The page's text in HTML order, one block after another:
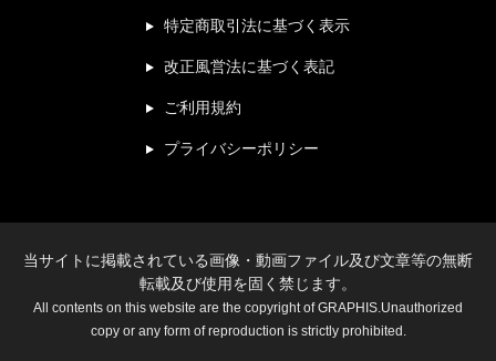
特定商取引法に基づく表示
改正風営法に基づく表記
ご利用規約
プライバシーポリシー
当サイトに掲載されている画像・動画ファイル及び文章等の無断
転載及び使用を固く禁じます。
All contents on this website are the copyright of GRAPHIS.Unauthorized
copy or any form of reproduction is strictly prohibited.